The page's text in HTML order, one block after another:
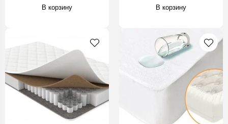
В корзину В корзину